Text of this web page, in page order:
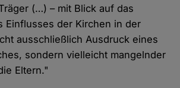
(…) – mit Blick auf das
Einflusses der Kirchen in der
ausschließlich Ausdruck eines
sondern vielleicht mangelnder
Eltern."